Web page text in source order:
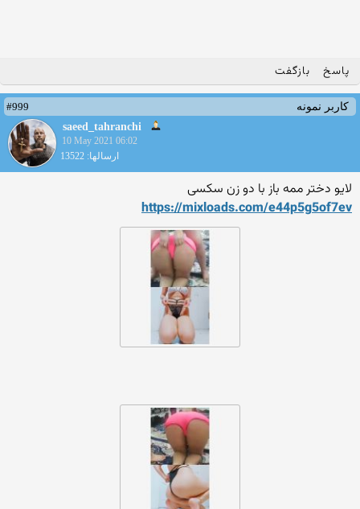
پاسخ بازگفت
کاربر نمونه
#999
saeed_tahranchi
10 May 2021 06:02
ارسالها: 13522
لایو دختر ممه باز با دو زن سکسی
https://mixloads.com/e44p5g5of7ev